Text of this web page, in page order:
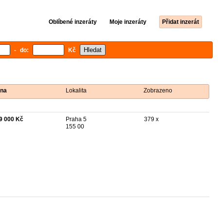
Oblíbené inzeráty Moje inzeráty Přidat inzerát
- do: Kč
Lokalita Zobrazeno
000 Kč
Praha 5
155 00
379 x